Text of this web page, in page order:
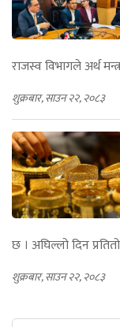
राजस्व विभागले अर्थ
शुक्रबार, साउन २२, २०८३
छ । अघिल्लो दिन
शुक्रबार, साउन २२, २०८३